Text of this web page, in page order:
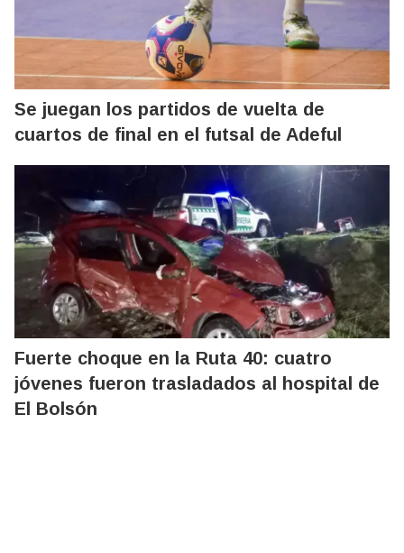
Se juegan los partidos de vuelta de
cuartos de final en el futsal de Adeful
Fuerte choque en la Ruta 40: cuatro
jóvenes fueron trasladados al hospital de
El Bolsón